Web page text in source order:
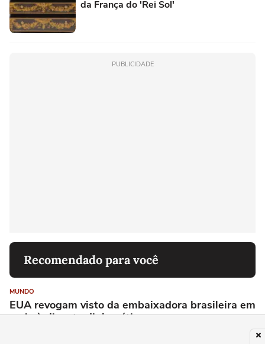
da França do 'Rei Sol'
PUBLICIDADE
Recomendado para você
MUNDO
EUA revogam visto da embaixadora brasileira em
meio à disputa diplomática